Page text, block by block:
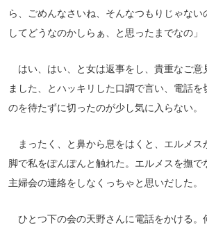
ら、ごめんなさいね、そんなつもりじゃない
してどうなのかしらぁ、と思ったまでなの」
はい、はい、と女は返事をし、貴重なご意
ました、とハッキリした口調で言い、電話を
のを待たずに切ったのが少し気に入らない。
まったく、と鼻から息をはくと、エルメス
脚で私をぽんぽんと触れた。エルメスを撫
主婦会の連絡をしなくっちゃと思いだした。
ひとつ下の会の天野さんに電話をかける。